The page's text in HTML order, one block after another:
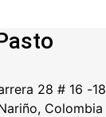
28 # 16 -18
Colombia